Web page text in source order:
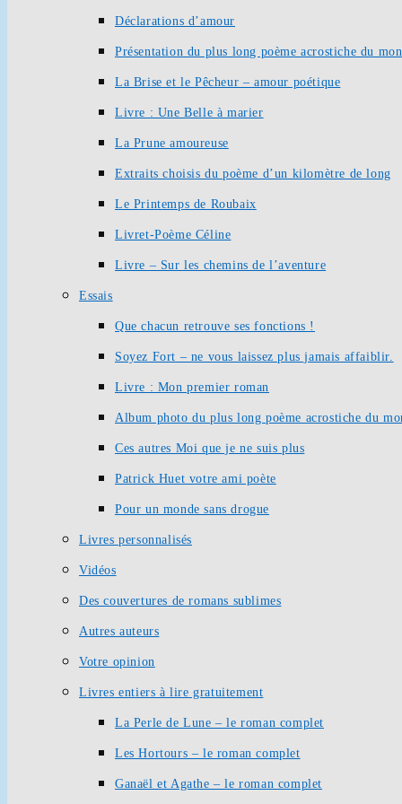
Déclarations d’amour
Présentation du plus long poème acrostiche du
La Brise et le Pêcheur – amour poétique
Livre : Une Belle à marier
La Prune amoureuse
Extraits choisis du poème d’un kilomètre de long
Le Printemps de Roubaix
Livret-Poème Céline
Livre – Sur les chemins de l’aventure
Essais
Que chacun retrouve ses fonctions !
Soyez Fort – ne vous laissez plus jamais affaiblir.
Livre : Mon premier roman
Album photo du plus long poème acrostiche du
Ces autres Moi que je ne suis plus
Patrick Huet votre ami poète
Pour un monde sans drogue
Livres personnalisés
Vidéos
Des couvertures de romans sublimes
Autres auteurs
Votre opinion
Livres entiers à lire gratuitement
La Perle de Lune – le roman complet
Les Hortours – le roman complet
Ganaël et Agathe – le roman complet